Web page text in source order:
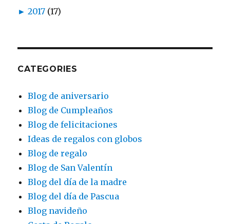
► 2017 (17)
CATEGORIES
Blog de aniversario
Blog de Cumpleaños
Blog de felicitaciones
Ideas de regalos con globos
Blog de regalo
Blog de San Valentín
Blog del día de la madre
Blog del día de Pascua
Blog navideño